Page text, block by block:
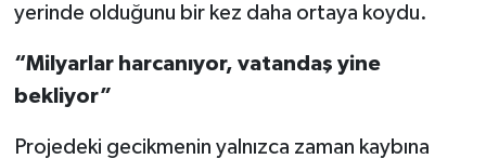
yerinde olduğunu bir kez daha ortaya koydu.
“Milyarlar harcanıyor, vatandaş yine
bekliyor”
Projedeki gecikmenin yalnızca zaman kaybına